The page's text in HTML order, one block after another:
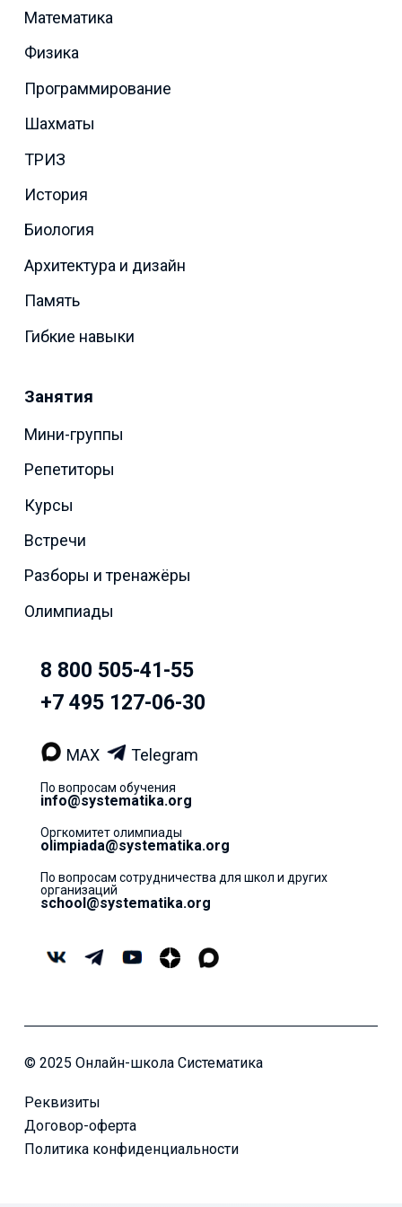
Математика
Физика
Программирование
Шахматы
ТРИЗ
История
Биология
Архитектура и дизайн
Память
Гибкие навыки
Занятия
Мини-группы
Репетиторы
Курсы
Встречи
Разборы и тренажёры
Олимпиады
8 800 505-41-55
+7 495 127-06-30
MAX Telegram
По вопросам обучения
info@systematika.org
Оргкомитет олимпиады
olimpiada@systematika.org
По вопросам сотрудничества для школ и других
организаций
school@systematika.org
© 2025 Онлайн-школа Систематика
Реквизиты
Договор-оферта
Политика конфиденциальности